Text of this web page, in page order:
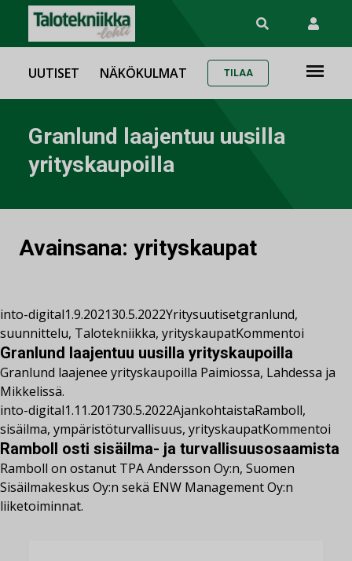
UUTISET NÄKÖKULMAT TILAA
Granlund laajentuu uusilla
yrityskaupoilla
Avainsana: yrityskaupat
into-digital1.9.202130.5.2022Yritysuutisetgranlund,
suunnittelu, Talotekniikka, yrityskaupatKommentoi
Granlund laajentuu uusilla yrityskaupoilla
Granlund laajenee yrityskaupoilla Paimiossa, Lahdessa ja
Mikkelissä.
into-digital1.11.201730.5.2022AjankohtaistaRamboll,
sisäilma, ympäristöturvallisuus, yrityskaupatKommentoi
Ramboll osti sisäilma- ja turvallisuusosaamista
Ramboll on ostanut TPA Andersson Oy:n, Suomen
Sisäilmakeskus Oy:n sekä ENW Management Oy:n
liiketoiminnat.